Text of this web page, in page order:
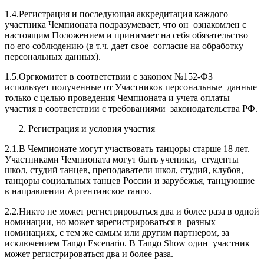
1.4.Регистрация и последующая аккредитация каждого
участника Чемпионата подразумевает, что он ознакомлен с
настоящим Положением и принимает на себя обязательство
по его соблюдению (в т.ч. дает свое согласие на обработку
персональных данных).
1.5.Оргкомитет в соответствии с законом №152-ФЗ
использует полученные от Участников персональные данные
только с целью проведения Чемпионата и учета оплаты
участия в соответствии с требованиями законодательства РФ.
Регистрация и условия участия
2.1.В Чемпионате могут участвовать танцоры старше 18 лет.
Участниками Чемпионата могут быть ученики, студенты
школ, студий танцев, преподаватели школ, студий, клубов,
танцоры социальных танцев России и зарубежья, танцующие
в направлении Аргентинское танго.
2.2.Никто не может регистрироваться два и более раза в одной
номинации, но может зарегистрироваться в разных
номинациях, с тем же самым или другим партнером, за
исключением Tango Escenario. В Tango Show один участник
может регистрироваться два и более раза.